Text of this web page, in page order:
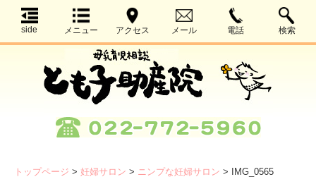
side メニュー アクセス メール 電話 検索
トップページ > 妊婦サロン > ニンプな妊婦サロン > IMG_0565